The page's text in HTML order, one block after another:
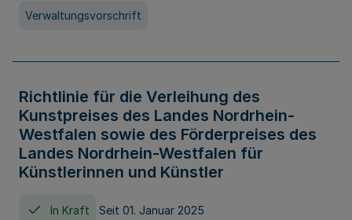
Verwaltungsvorschrift
Richtlinie für die Verleihung des
Kunstpreises des Landes Nordrhein-
Westfalen sowie des Förderpreises des
Landes Nordrhein-Westfalen für
Künstlerinnen und Künstler
In Kraft Seit 01. Januar 2025